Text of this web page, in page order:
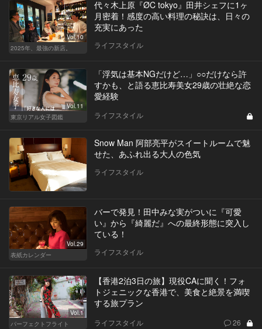
Vol.10
2025年、最強の新店。
代々木上原『ØC tokyo』田井シェフに1ヶ
月密着！感度の高い料理の秘訣は、日々の
充実にあった
ライフスタイル
Vol.11
東京リアル女子図鑑
「浮気は基本NGだけど…」○○だけなら許
すかも、と語る恵比寿美女29歳の壮絶な恋
愛経験
ライフスタイル
Snow Man 阿部亮平がスイートルームで魅
せた、あふれ出る大人の色気
ライフスタイル
Vol.29
表紙カレンダー
バーで発見！田中みな実がついに『可愛
い』から『綺麗だ』への最終形態に突入し
ている！
ライフスタイル
Vol.1
パーフェクトフライト
【香港2泊3日の旅】現役CAに聞く！フォ
トジェニックな香港で、美食と絶景を満喫
する旅プラン
ライフスタイル 26